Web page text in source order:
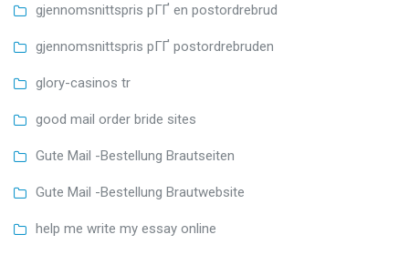
gjennomsnittspris pГҐ en postordrebrud
gjennomsnittspris pГҐ postordrebruden
glory-casinos tr
good mail order bride sites
Gute Mail -Bestellung Brautseiten
Gute Mail -Bestellung Brautwebsite
help me write my essay online